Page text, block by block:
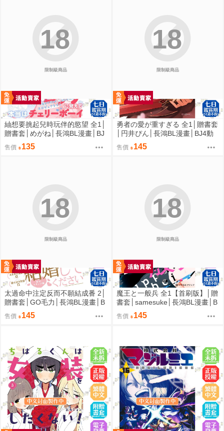
限制級商品
18
紬想要挑起兒時玩伴的慾望 全1│
贈書套│めがね│長鴻BL漫畫│BJ
4動漫
售價 135
限制級商品
18
勇者の愛が重すぎる 全1│贈書套
│円井ぴん│長鴻BL漫畫│BJ4動
售價 145
限制級商品
18
太過命中注定反而不願結成番 2│
贈書套│GO毛力│長鴻BL漫畫│B
J4動漫
售價 145
限制級商品
18
魔王と一般兵 全1【首刷版】│贈
書套│samesuke│長鴻BL漫畫│B
J4動漫
售價 145